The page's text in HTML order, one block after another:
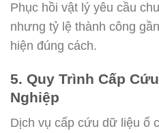
Phục hồi vật lý yêu cầu
nhưng tỷ lệ thành công
hiện đúng cách.
5. Quy Trình Cấp
Nghiệp
Dịch vụ cấp cứu dữ liệu ổ